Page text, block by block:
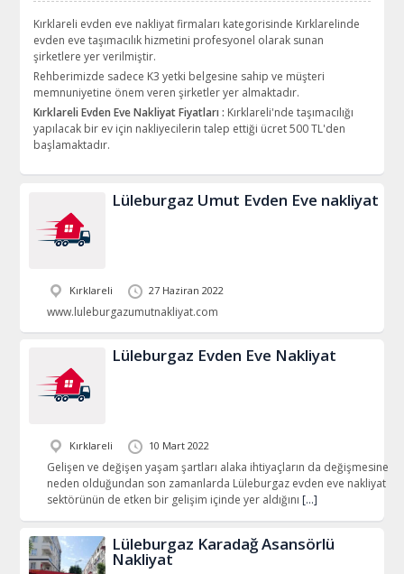
Kırklareli evden eve nakliyat firmaları kategorisinde Kırklarelinde
evden eve taşımacılık hizmetini profesyonel olarak sunan
şirketlere yer verilmiştir.
Rehberimizde sadece K3 yetki belgesine sahip ve müşteri
memnuniyetine önem veren şirketler yer almaktadır.
Kırklareli Evden Eve Nakliyat Fiyatları : Kırklareli'nde taşımacılığı
yapılacak bir ev için nakliyecilerin talep ettiği ücret 500 TL'den
başlamaktadır.
Lüleburgaz Umut Evden Eve nakliyat
Kırklareli 27 Haziran 2022
www.luleburgazumutnakliyat.com
Lüleburgaz Evden Eve Nakliyat
Kırklareli 10 Mart 2022
Gelişen ve değişen yaşam şartları alaka ihtiyaçların da değişmesine
neden olduğundan son zamanlarda Lüleburgaz evden eve nakliyat
sektörünün de etken bir gelişim içinde yer aldığını […]
Lüleburgaz Karadağ Asansörlü
Nakliyat